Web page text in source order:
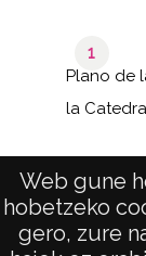
Web gune
hobetzeko
gero, zure
1
Plano de
la